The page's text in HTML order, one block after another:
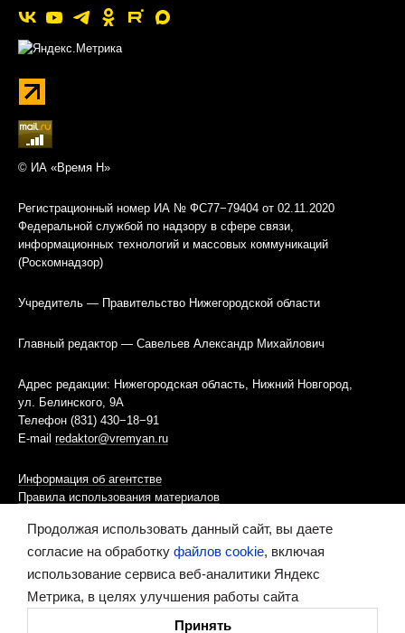
© ИА «Время Н»
Регистрационный номер ИА № ФС77−79404 от 02.11.2020
Федеральной службой по надзору в сфере связи,
информационных технологий и массовых коммуникаций
(Роскомнадзор)
Учредитель — Правительство Нижегородской области
Главный редактор — Савельев Александр Михайлович
Адрес редакции: Нижегородская область, Нижний Новгород,
ул. Белинского, 9А
Телефон (831) 430−18−91
E-mail redaktor@vremyan.ru
Информация об агентстве
Правила использования материалов
Информационная политика использования «cookies»-файлов
Ресурс содержит материалы 16+
Продолжая использовать данный сайт, вы даете
согласие на обработку файлов cookie, включая
использование сервиса веб-аналитики Яндекс
Метрика, в целях улучшения работы сайта
Принять